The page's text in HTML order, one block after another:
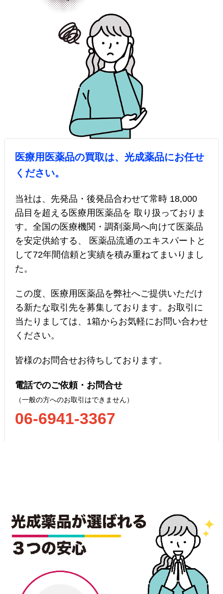
医療用医薬品の買取は、光成薬品にお任せ
ください。
当社は、先発品・後発品合わせて常時 18,000
品目を超える医療用医薬品を 取り扱っておりま
す。全国の医療機関・調剤薬局へ向けて医薬品
を安定供給する、 医薬品流通のエキスパートと
して72年間信頼と実績を積み重ねてまいりまし
た。
この度、医療用医薬品を弊社へご提供いただけ
る新たな取引先を募集しております。お取引に
当たりましては、1箱からお気軽にお問い合わせ
ください。
皆様のお問合せお待ちしております。
電話でのご依頼・お問合せ
（一般の方へのお取引はできません）
06-6941-3367